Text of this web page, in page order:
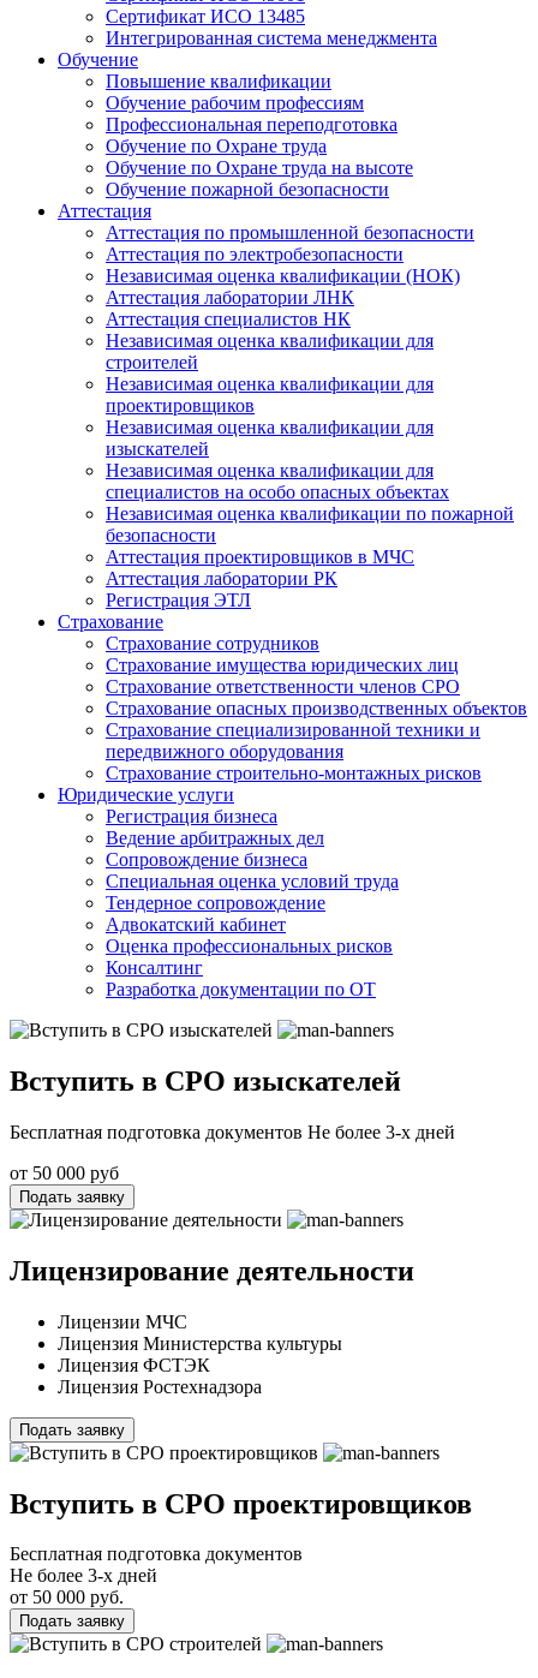
Сертификат ИСО 13485
Интегрированная система менеджмента
Обучение
Повышение квалификации
Обучение рабочим профессиям
Профессиональная переподготовка
Обучение по Охране труда
Обучение по Охране труда на высоте
Обучение пожарной безопасности
Аттестация
Аттестация по промышленной безопасности
Аттестация по электробезопасности
Независимая оценка квалификации (НОК)
Аттестация лаборатории ЛНК
Аттестация специалистов НК
Независимая оценка квалификации для
строителей
Независимая оценка квалификации для
проектировщиков
Независимая оценка квалификации для
изыскателей
Независимая оценка квалификации для
специалистов на особо опасных объектах
Независимая оценка квалификации по пожарной
безопасности
Аттестация проектировщиков в МЧС
Аттестация лаборатории РК
Регистрация ЭТЛ
Страхование
Страхование сотрудников
Страхование имущества юридических лиц
Страхование ответственности членов СРО
Страхование опасных производственных объектов
Страхование специализированной техники и
передвижного оборудования
Страхование строительно-монтажных рисков
Юридические услуги
Регистрация бизнеса
Ведение арбитражных дел
Сопровождение бизнеса
Специальная оценка условий труда
Тендерное сопровождение
Адвокатский кабинет
Оценка профессиональных рисков
Консалтинг
Разработка документации по ОТ
Вступить в СРО изыскателей
Бесплатная подготовка документов Не более 3-х дней
от 50 000 руб
Подать заявку
Лицензирование деятельности
Лицензии МЧС
Лицензия Министерства культуры
Лицензия ФСТЭК
Лицензия Ростехнадзора
Подать заявку
Вступить в СРО проектировщиков
Бесплатная подготовка документов
Не более 3-х дней
от 50 000 руб.
Подать заявку